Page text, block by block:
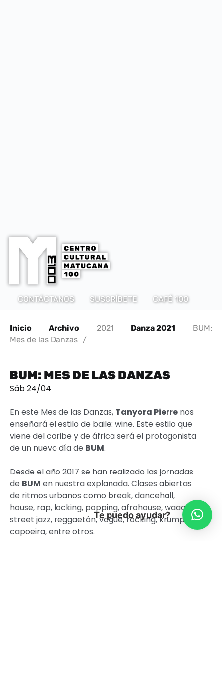
CONTÁCTANOS SUSCRÍBETE CAFÉ 100
Inicio Archivo 2021 Danza 2021
BUM:
Mes de las Danzas /
BUM: MES DE LAS DANZAS
Sáb 24/04
En este Mes de las Danzas, Tanyora Pierre nos
enseñará el estilo de baile: wine. Este estilo que
viene del caribe y de áfrica será el protagonista
de un nuevo día de BUM.
Desde el año 2017 se han realizado las jornadas
de BUM en nuestra explanada. Clases abiertas
de ritmos urbanos como break, dancehall,
house, rap, locking, popping, afrohouse, waack,
street jazz, reggaetón, vogue, rocking, krump y
capoeira, entre otros.
Te puedo ayudar?